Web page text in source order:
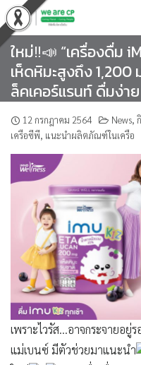
Skip
to
content
ใหม่‼️📣 “เครื่องดื่ม
เห็ดหิมะสูงถึง
ล็คเคอร์แรนท์ ดื่มง่า
12 กรกฎาคม 2564 News,
เครือซีพี, แนะนำผลิตภัณฑ์ในเครือ
เพราะไวรัส…อาจกระจายอยู่
แม่เบนซ์ มีตัวช่วยมาแนะนำ